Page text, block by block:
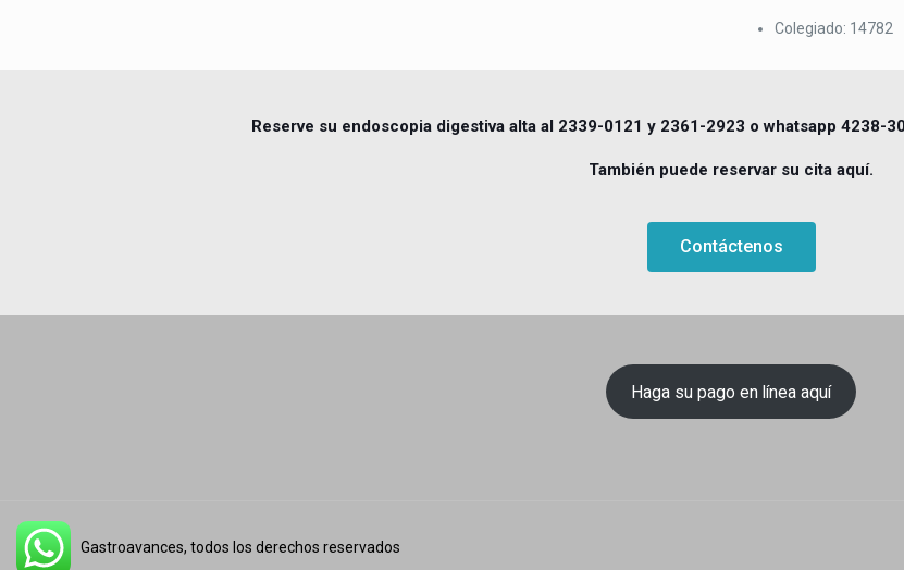
Colegiado: 14782
Reserve su endoscopia digestiva alta al 2339-0121 y 2361-2923 o whatsapp 4238-
También puede reservar su cita aquí.
Contáctenos
Haga su pago en línea aquí
Gastroavances, todos los derechos reservados